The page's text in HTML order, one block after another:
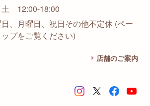
土 12:00-18:00
日、月曜日、祝日その他不定休 (ペー
ップをご覧ください)
店舗のご案内